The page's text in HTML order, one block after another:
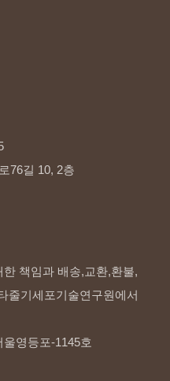
76길 10, 2층
책임과 배송,교환,환불,
줄기세포기술연구원에서
영등포-1145호